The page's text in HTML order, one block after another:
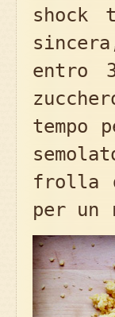
shock
entro
tempo
frolla
per un